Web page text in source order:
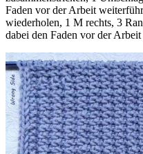
Faden vor der Arbeit
wiederholen, 1 M rechts, 3
dabei den Faden vor der